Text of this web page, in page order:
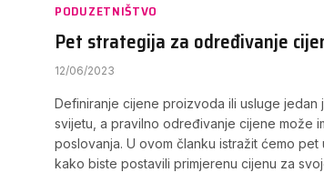
PODUZETNIŠTVO
Pet strategija za određivanje
12/06/2023
Definiranje cijene proizvoda ili usluge
svijetu, a pravilno određivanje cijene može
poslovanja. U ovom članku istražit ćemo
kako biste postavili primjerenu cijenu za